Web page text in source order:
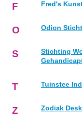
F Fred's
O Odion
S
Stichting
T Tuinstee
Z Zodiak